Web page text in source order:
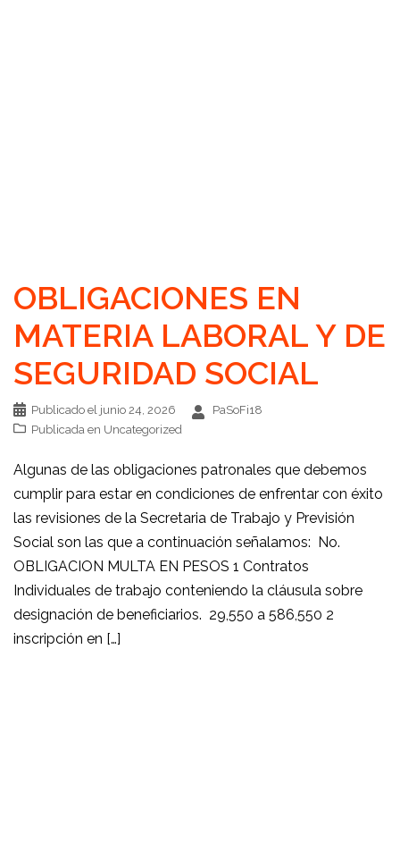
OBLIGACIONES EN
MATERIA LABORAL Y DE
SEGURIDAD SOCIAL
Publicado el junio 24, 2026
PaSoFi18
Publicada en Uncategorized
Algunas de las obligaciones patronales que debemos
cumplir para estar en condiciones de enfrentar con éxito
las revisiones de la Secretaria de Trabajo y Previsión
Social son las que a continuación señalamos: No.
OBLIGACION MULTA EN PESOS 1 Contratos
Individuales de trabajo conteniendo la cláusula sobre
designación de beneficiarios. 29,550 a 586,550 2
inscripción en […]